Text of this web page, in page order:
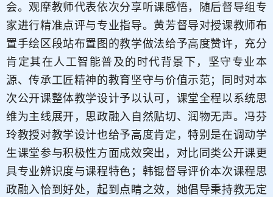
会。观摩教师代表依次分享听课感悟，随后督导组专
家进行精准点评与专业指导。黄芳督导对授课教师布
置手绘区段站布置图的教学做法给予高度赞许，充分
肯定其在人工智能普及的时代背景下，坚守专业本
源、传承工匠精神的教育坚守与价值示范；同时对本
次公开课整体教学设计予以认可，课堂全程以系统思
维为主线展开，思政融入自然贴切、润物无声。冯芬
玲教授对教学设计也给予高度肯定，特别是在调动学
生课堂参与积极性方面成效突出，对比同类公开课更
具专业辨识度与课程特色； 韩锟督导评价本次课程思
政融入恰到好处，起到点睛之效，她倡导秉持教无定